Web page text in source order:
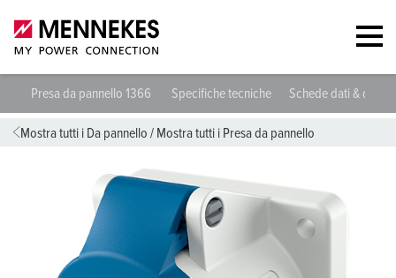
Presa da pannello 1366 Specifiche tecniche Schede dati &
Mostra tutti i Da pannello / Mostra tutti i Presa da pannello